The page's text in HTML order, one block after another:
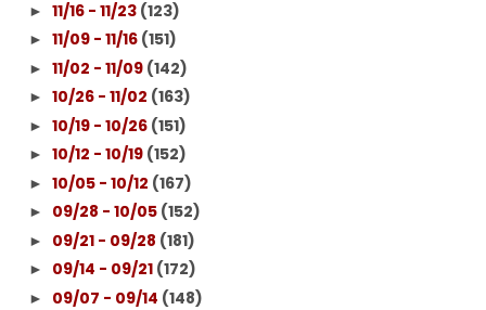
► 11/16 - 11/23 (123)
► 11/09 - 11/16 (151)
► 11/02 - 11/09 (142)
► 10/26 - 11/02 (163)
► 10/19 - 10/26 (151)
► 10/12 - 10/19 (152)
► 10/05 - 10/12 (167)
► 09/28 - 10/05 (152)
► 09/21 - 09/28 (181)
► 09/14 - 09/21 (172)
► 09/07 - 09/14 (148)